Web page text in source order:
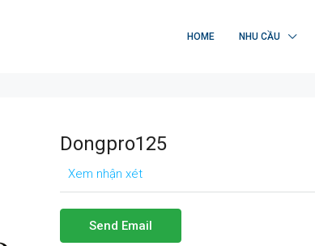
HOME NHU CẦU
Dongpro125
Xem nhận xét
Send Email